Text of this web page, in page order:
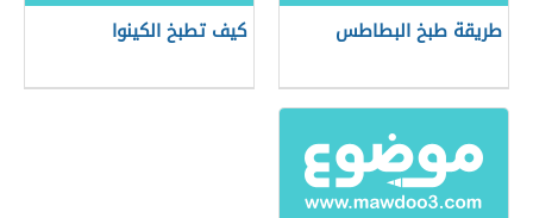
طريقة طبخ البطاطس كيف تطبخ الكينوا